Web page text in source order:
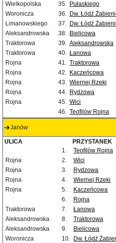
Wielkopolska
35. Pułaskiego
Woronicza
36. Dw. Łódź
Limanowskiego
37. Dw. Łódź
Aleksandrowska
38. Bielicowa
Traktorowa
39. Aleksandrowska
Traktorowa
40. Łanowa
Rojna
41. Traktorowa
Rojna
42. Kaczeńcowa
Rojna
43. Wiernej Rzeki
Rojna
44. Rydzowa
Rojna
45. Wici
46. Teofilów Rojna
Janów
ULICA PRZYSTANEK
1.
Teofilów Rojna
Rojna
2. Wici
Rojna
3. Rydzowa
Rojna
4. Wiernej Rzeki
Rojna
5. Kaczeńcowa
6.
Rojna
Traktorowa
7. Łanowa
Aleksandrowska
8. Traktorowa
Aleksandrowska
9. Bielicowa
Woronicza
10. Dw. Łódź